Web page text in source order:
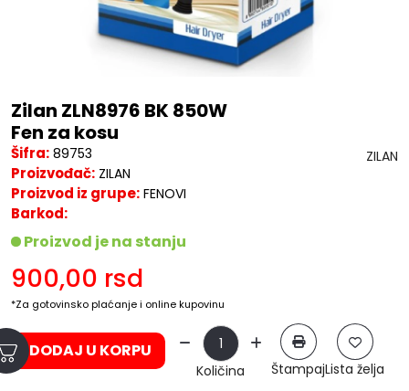
Zilan ZLN8976 BK 850W
Fen za kosu
Šifra: 89753
Proizvođač: ZILAN
Proizvod iz grupe: FENOVI
Barkod:
ZILAN
Proizvod je na stanju
900,00 rsd
*Za gotovinsko plaćanje i online kupovinu
DODAJ U KORPU
Količina ŠtampajLista želja